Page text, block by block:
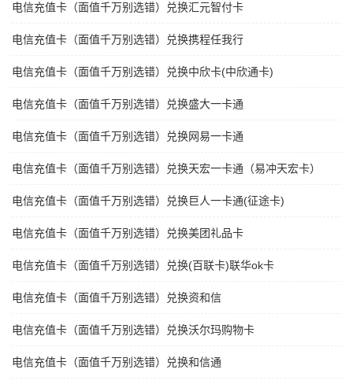
电信充值卡（面值千万别选错）兑换汇元智付卡
电信充值卡（面值千万别选错）兑换携程任我行
电信充值卡（面值千万别选错）兑换中欣卡(中欣通卡)
电信充值卡（面值千万别选错）兑换盛大一卡通
电信充值卡（面值千万别选错）兑换网易一卡通
电信充值卡（面值千万别选错）兑换天宏一卡通（易冲天宏卡）
电信充值卡（面值千万别选错）兑换巨人一卡通(征途卡)
电信充值卡（面值千万别选错）兑换美团礼品卡
电信充值卡（面值千万别选错）兑换(百联卡)联华ok卡
电信充值卡（面值千万别选错）兑换资和信
电信充值卡（面值千万别选错）兑换沃尔玛购物卡
电信充值卡（面值千万别选错）兑换和信通